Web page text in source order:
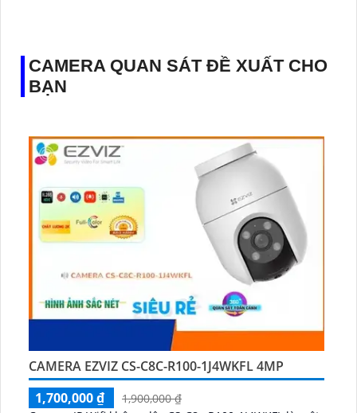
CAMERA QUAN SÁT ĐỀ XUẤT CHO
BẠN
CAMERA EZVIZ CS-C8C-R100-1J4WKFL 4MP
1,700,000 ₫
1,900,000 ₫